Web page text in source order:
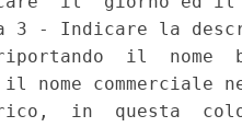
3 - Indicare la
il  nome
commerciale
in  questa